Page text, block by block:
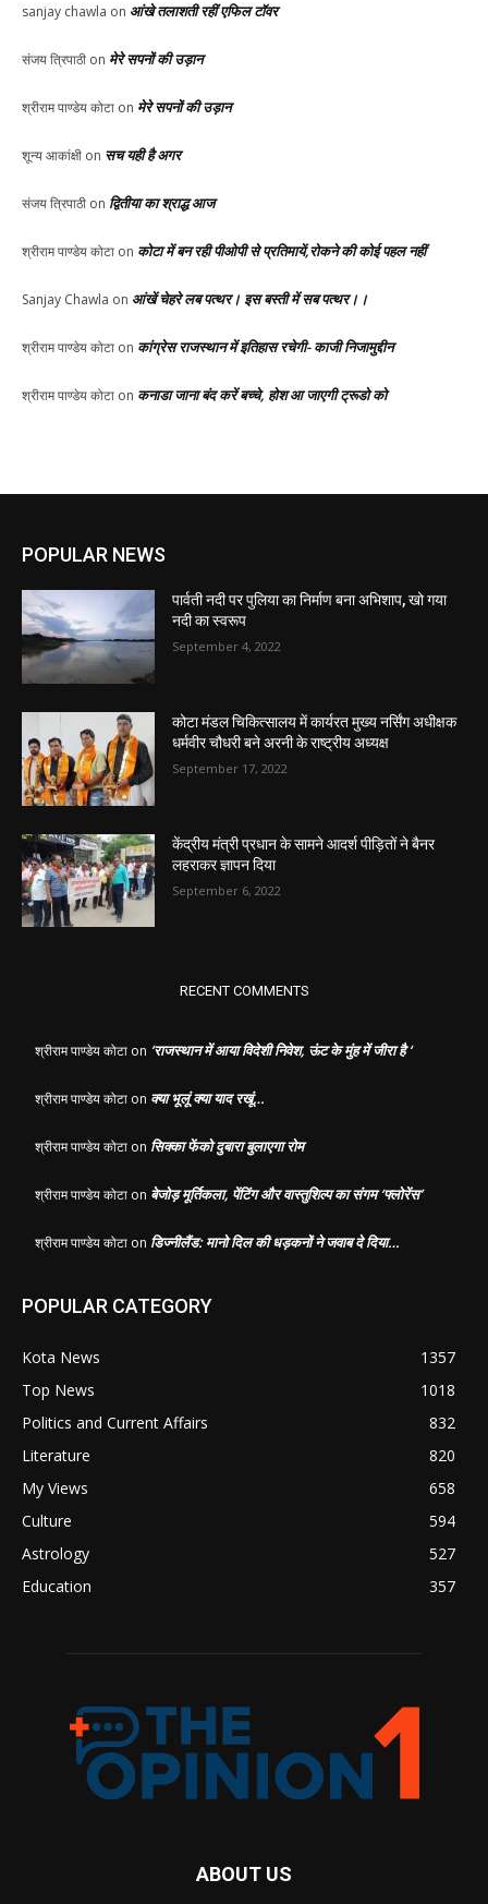
sanjay chawla on आंखे तलाशती रहीं एफिल टॉवर
संजय त्रिपाठी on मेरे सपनों की उड़ान
श्रीराम पाण्डेय कोटा on मेरे सपनों की उड़ान
शून्य आकांक्षी on सच यही है अगर
संजय त्रिपाठी on द्वितीया का श्राद्ध आज
श्रीराम पाण्डेय कोटा on कोटा में बन रही पीओपी से प्रतिमायें,रोकने की कोई पहल नहीं
Sanjay Chawla on आंखें चेहरे लब पत्थर। इस बस्ती में सब पत्थर।।
श्रीराम पाण्डेय कोटा on कांग्रेस राजस्थान में इतिहास रचेगी- काजी निजामुद्दीन
श्रीराम पाण्डेय कोटा on कनाडा जाना बंद करें बच्चे, होश आ जाएगी ट्रूडो को
POPULAR NEWS
पार्वती नदी पर पुलिया का निर्माण बना अभिशाप, खो गया
नदी का स्वरूप
September 4, 2022
कोटा मंडल चिकित्सालय में कार्यरत मुख्य नर्सिंग अधीक्षक
धर्मवीर चौधरी बने अरनी के राष्ट्रीय अध्यक्ष
September 17, 2022
केंद्रीय मंत्री प्रधान के सामने आदर्श पीड़ितों ने बैनर
लहराकर ज्ञापन दिया
September 6, 2022
RECENT COMMENTS
श्रीराम पाण्डेय कोटा on ‘राजस्थान में आया विदेशी निवेश, ऊंट के मुंह में जीरा है ‘
श्रीराम पाण्डेय कोटा on क्या भूलूं क्या याद रखूं…
श्रीराम पाण्डेय कोटा on सिक्का फेंको दुबारा बुलाएगा रोम
श्रीराम पाण्डेय कोटा on बेजोड़ मूर्तिकला, पेंटिंग और वास्तुशिल्प का संगम ‘फ्लोरेंस’
श्रीराम पाण्डेय कोटा on डिज्नीलैंड: मानो दिल की धड़कनों ने जवाब दे दिया…
POPULAR CATEGORY
Kota News
1357
Top News
1018
Politics and Current Affairs
832
Literature
820
My Views
658
Culture
594
Astrology
527
Education
357
ABOUT US